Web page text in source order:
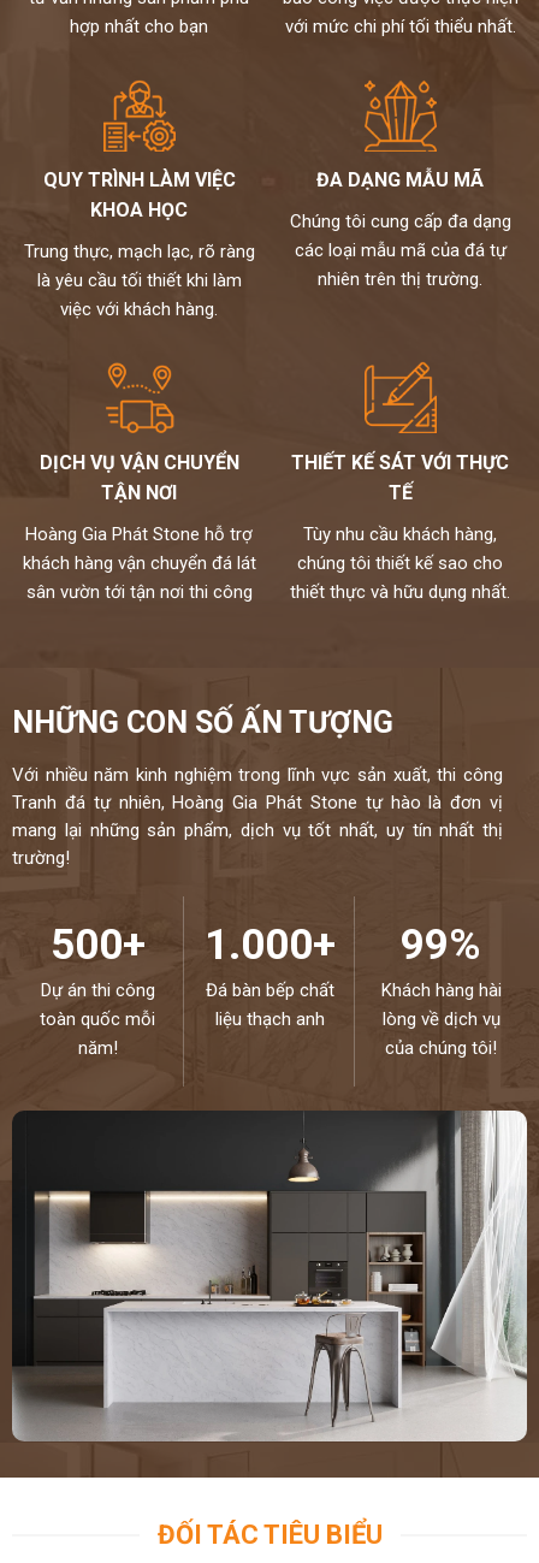
hợp nhất cho bạn
với mức chi phí tối thiểu nhất.
QUY TRÌNH LÀM VIỆC
KHOA HỌC
Trung thực, mạch lạc, rõ ràng
là yêu cầu tối thiết khi làm
việc với khách hàng.
ĐA DẠNG MẪU MÃ
Chúng tôi cung cấp đa dạng
các loại mẫu mã của đá tự
nhiên trên thị trường.
DỊCH VỤ VẬN CHUYỂN
TẬN NƠI
Hoàng Gia Phát Stone hỗ trợ
khách hàng vận chuyển đá lát
sân vườn tới tận nơi thi công
THIẾT KẾ SÁT VỚI THỰC
TẾ
Tùy nhu cầu khách hàng,
chúng tôi thiết kế sao cho
thiết thực và hữu dụng nhất.
NHỮNG CON SỐ ẤN TƯỢNG
Với nhiều năm kinh nghiệm trong lĩnh vực sản xuất, thi công
Tranh đá tự nhiên, Hoàng Gia Phát Stone tự hào là đơn vị
mang lại những sản phẩm, dịch vụ tốt nhất, uy tín nhất thị
trường!
500+
Dự án thi công
toàn quốc mỗi
năm!
1.000+
Đá bàn bếp chất
liệu thạch anh
99%
Khách hàng hài
lòng về dịch vụ
của chúng tôi!
ĐỐI TÁC TIÊU BIỂU